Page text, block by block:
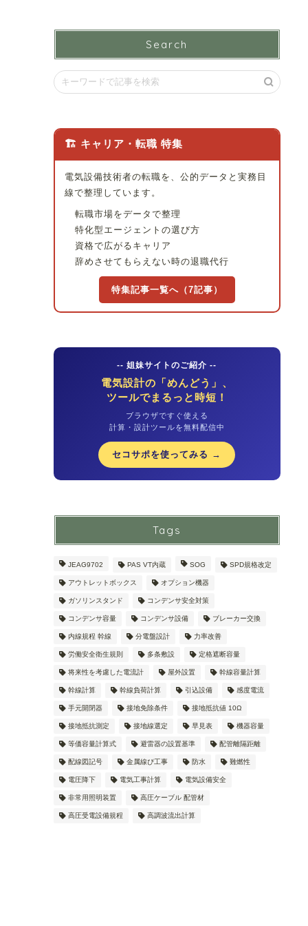
Search
🏗 キャリア・転職 特集
電気設備技術者の転職を、公的データと実務目
線で整理しています。
転職市場をデータで整理
特化型エージェントの選び方
資格で広がるキャリア
辞めさせてもらえない時の退職代行
特集記事一覧へ（7記事）
-- 姐妹サイトのご紹介 --
電気設計の「めんどう」、
ツールでまるっと時短！
ブラウザですぐ使える
計算・設計ツールを無料配信中
セコサポを使ってみる →
Tags
JEAG9702 PAS VT内蔵 SOG SPD規格改定
アウトレットボックス オプション機器
ガソリンスタンド コンデンサ安全対策
コンデンサ容量 コンデンサ設備 ブレーカー交換
内線規程 幹線 分電盤設計 力率改善
労働安全衛生規則 多条敷設 定格遮断容量
将来性を考慮した電流計 屋外設置 幹線容量計算
幹線計算 幹線負荷計算 引込設備 感度電流
手元開閉器 接地免除条件 接地抵抗値 10Ω
接地抵抗測定 接地線選定 早見表 機器容量
等価容量計算式 避雷器の設置基準 配管離隔距離
配線図記号 金属線ぴ工事 防水 難燃性
電圧降下 電気工事計算 電気設備安全
非常用照明装置 高圧ケーブル 配管材
高圧受電設備規程 高調波流出計算